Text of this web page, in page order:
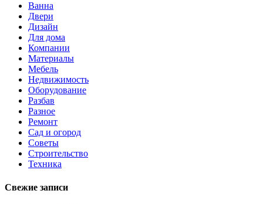
Ванна
Двери
Дизайн
Для дома
Компании
Материалы
Мебель
Недвижимость
Оборудование
Разбав
Разное
Ремонт
Сад и огород
Советы
Строительство
Техника
Свежие записи